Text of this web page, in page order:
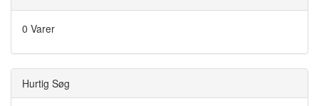
0 Varer
Hurtig Søg